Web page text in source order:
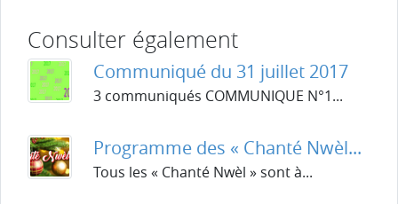
Consulter également
Communiqué du 31 juillet 2017
3 communiqués COMMUNIQUE N°1...
Programme des « Chanté Nwèl...
Tous les « Chanté Nwèl » sont à...